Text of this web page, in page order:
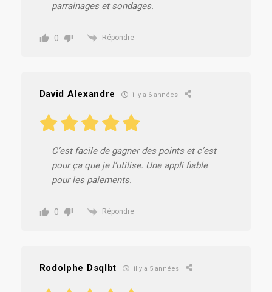
parrainages et sondages.
0 Répondre
David Alexandre il y a 6 années
C’est facile de gagner des points et c’est
pour ça que je l’utilise. Une appli fiable
pour les paiements.
0 Répondre
Rodolphe Dsqlbt il y a 5 années